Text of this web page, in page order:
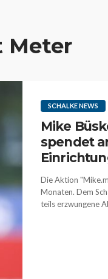
Meter
SCHALKE NEWS
Mike
spendet
Die Aktion
Monaten. Dem
teils erzwungene